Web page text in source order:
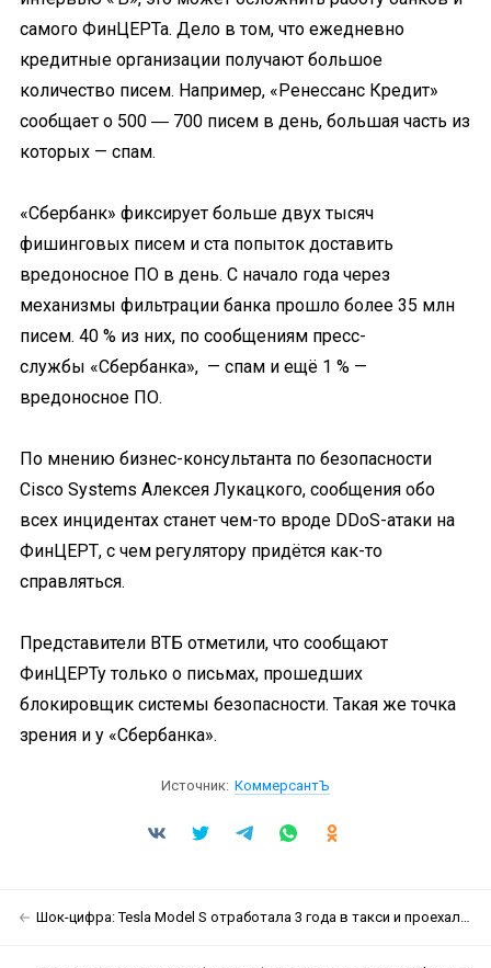
самого ФинЦЕРТа. Дело в том, что ежедневно
кредитные организации получают большое
количество писем. Например, «Ренессанс Кредит»
сообщает о 500 ― 700 писем в день, большая часть из
которых — спам.
«Сбербанк» фиксирует больше двух тысяч
фишинговых писем и ста попыток доставить
вредоносное ПО в день. С начало года через
механизмы фильтрации банка прошло более 35 млн
писем. 40 % из них, по сообщениям пресс-
службы «Сбербанка», — спам и ещё 1 % —
вредоносное ПО.
По мнению бизнес-консультанта по безопасности
Cisco Systems Алексея Лукацкого, сообщения обо
всех инцидентах станет чем-то вроде DDoS-атаки на
ФинЦЕРТ, с чем регулятору придётся как-то
справляться.
Представители ВТБ отметили, что сообщают
ФинЦЕРТу только о письмах, прошедших
блокировщик системы безопасности. Такая же точка
зрения и у «Сбербанка».
Источник: КоммерсантЪ
Шок-цифра: Tesla Model S отработала 3 года в такси и проехала 644 000 км